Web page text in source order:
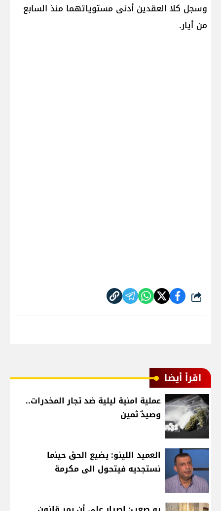
وسجل كلا العقدين أدنى مستوياتهما منذ السابع
من أيار.
شارك
اقرأ أيضا
عملية امنية ليلية ضد تجار المخدرات..
وصيدٌ ثمين
العميد اللينو: يضيع الحق حينما
نستجديه فيتحول الى مكرمة